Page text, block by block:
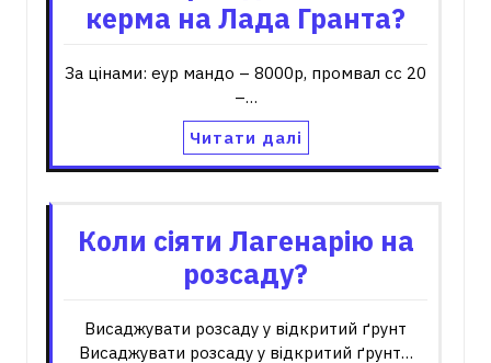
керма на Лада Гранта?
За цінами: еур мандо – 8000р, промвал сс 20
–…
Читати далі
Коли сіяти Лагенарію на
розсаду?
Висаджувати розсаду у відкритий ґрунт
Висаджувати розсаду у відкритий ґрунт…